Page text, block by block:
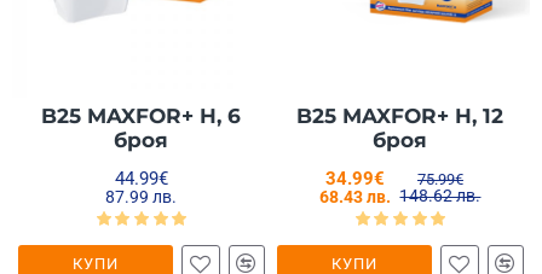
B25 MAXFOR+ H, 6
броя
44.99€
87.99 лв.
КУПИ
B25 MAXFOR+ H, 12
броя
34.99€
68.43 лв.
75.99€
148.62 лв.
КУПИ